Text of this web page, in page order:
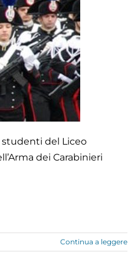
studenti del Liceo
dei Carabinieri
Continua a leggere